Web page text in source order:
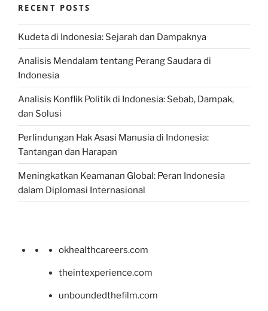
RECENT POSTS
Kudeta di Indonesia: Sejarah dan Dampaknya
Analisis Mendalam tentang Perang Saudara di
Indonesia
Analisis Konflik Politik di Indonesia: Sebab, Dampak,
dan Solusi
Perlindungan Hak Asasi Manusia di Indonesia:
Tantangan dan Harapan
Meningkatkan Keamanan Global: Peran Indonesia
dalam Diplomasi Internasional
okhealthcareers.com
theintexperience.com
unboundedthefilm.com